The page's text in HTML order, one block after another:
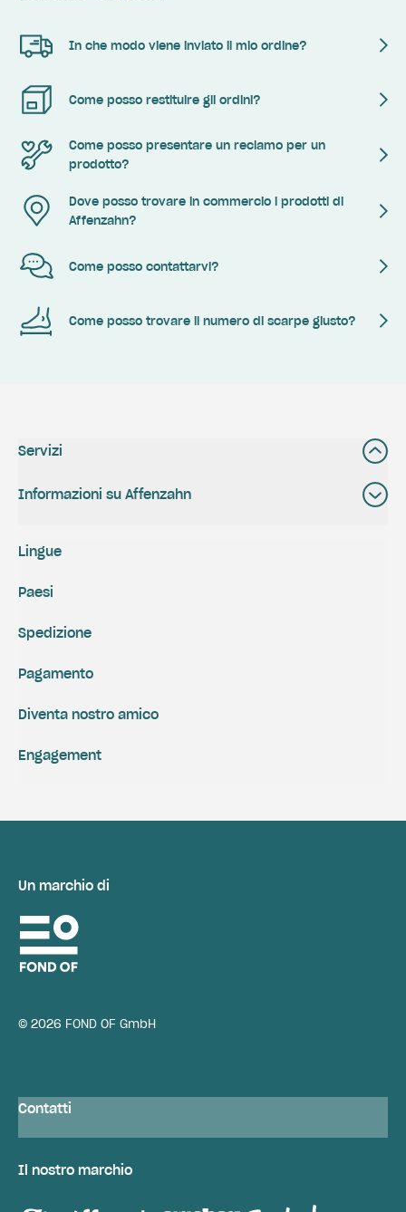
In che modo viene inviato il mio ordine?
Come posso restituire gli ordini?
Come posso presentare un reclamo per un
prodotto?
Dove posso trovare in commercio i prodotti di
Affenzahn?
Come posso contattarvi?
Come posso trovare il numero di scarpe giusto?
Servizi
Informazioni su Affenzahn
Spedizione
Pagamento
Engagement
Diventa nostro amico
Lingue
Paesi
Un marchio di
© 2026 FOND OF GmbH
Contatti
Il nostro marchio